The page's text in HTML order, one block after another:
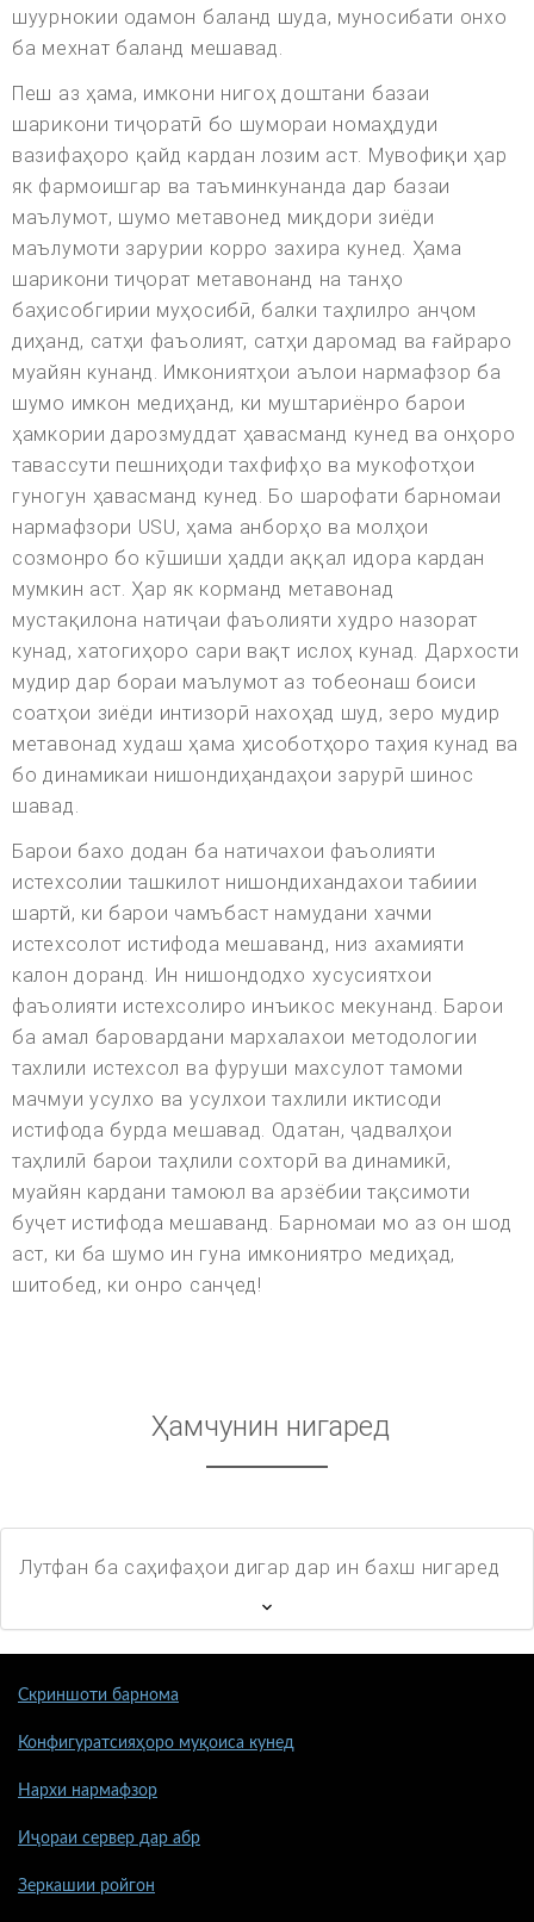
шуурнокии одамон баланд шуда, муносибати онхо
ба мехнат баланд мешавад.
Пеш аз ҳама, имкони нигоҳ доштани базаи
шарикони тиҷоратӣ бо шумораи номаҳдуди
вазифаҳоро қайд кардан лозим аст. Мувофиқи ҳар
як фармоишгар ва таъминкунанда дар базаи
маълумот, шумо метавонед миқдори зиёди
маълумоти зарурии корро захира кунед. Ҳама
шарикони тиҷорат метавонанд на танҳо
баҳисобгирии муҳосибӣ, балки таҳлилро анҷом
диҳанд, сатҳи фаъолият, сатҳи даромад ва ғайраро
муайян кунанд. Имкониятҳои аълои нармафзор ба
шумо имкон медиҳанд, ки муштариёнро барои
ҳамкории дарозмуддат ҳавасманд кунед ва онҳоро
тавассути пешниҳоди тахфифҳо ва мукофотҳои
гуногун ҳавасманд кунед. Бо шарофати барномаи
нармафзори USU, ҳама анборҳо ва молҳои
созмонро бо кӯшиши ҳадди аққал идора кардан
мумкин аст. Ҳар як корманд метавонад
мустақилона натиҷаи фаъолияти худро назорат
кунад, хатогиҳоро сари вақт ислоҳ кунад. Дархости
мудир дар бораи маълумот аз тобеонаш боиси
соатҳои зиёди интизорӣ нахоҳад шуд, зеро мудир
метавонад худаш ҳама ҳисоботҳоро таҳия кунад ва
бо динамикаи нишондиҳандаҳои зарурӣ шинос
шавад.
Барои бахо додан ба натичахои фаъолияти
истехсолии ташкилот нишондихандахои табиии
шартй, ки барои чамъбаст намудани хачми
истехсолот истифода мешаванд, низ ахамияти
калон доранд. Ин нишондодхо хусусиятхои
фаъолияти истехсолиро инъикос мекунанд. Барои
ба амал баровардани мархалахои методологии
тахлили истехсол ва фуруши махсулот тамоми
мачмуи усулхо ва усулхои тахлили иктисоди
истифода бурда мешавад. Одатан, ҷадвалҳои
таҳлилӣ барои таҳлили сохторӣ ва динамикӣ,
муайян кардани тамоюл ва арзёбии тақсимоти
буҷет истифода мешаванд. Барномаи мо аз он шод
аст, ки ба шумо ин гуна имкониятро медиҳад,
шитобед, ки онро санҷед!
Ҳамчунин нигаред
Лутфан ба саҳифаҳои дигар дар ин бахш нигаред
Скриншоти барнома
Конфигуратсияҳоро муқоиса кунед
Нархи нармафзор
Иҷораи сервер дар абр
Зеркашии ройгон